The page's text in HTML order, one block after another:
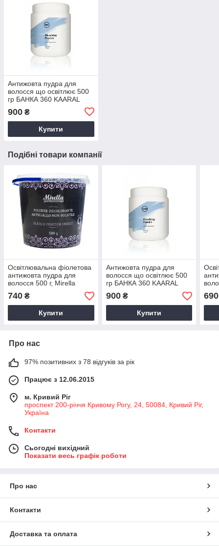
Антижовта пудра для
волосся що освітлює 500
гр БАНКА 360 KAARAL
900 ₴
Купити
Подібні товари компанії
Освітлювальна фіолетова
антижовта пудра для
волосся 500 г, Mirella
Professional Violet Bleach
Powder
740 ₴
Купити
Антижовта пудра для
волосся що освітлює 500
гр БАНКА 360 KAARAL
900₴
Купити
690
Про нас
97% позитивних з 78 відгуків за рік
Працює з 12.06.2015
м. Кривий Ріг
проспект 200-річчя Кривому Рогу, 24, 50084, Кривий Ріг,
Україна
Контакти
Сьогодні вихідний
Показати весь графік роботи
Про нас
Контакти
Доставка та оплата